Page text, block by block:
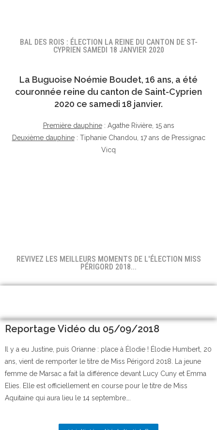
BAL DES ROIS : ÉLECTION LA REINE DU CANTON DE ST-
CYPRIEN SAMEDI 18 JANVIER 2020
La Buguoise Noémie Boudet, 16 ans, a été
couronnée reine du canton de Saint-Cyprien
2020 ce samedi 18 janvier.
Première dauphine: Agathe Rivière, 15 ans
Deuxième dauphine: Tiphanie Chandou, 17 ans de Pressignac
Vicq
REVIVEZ LES MEILLEURS MOMENTS DE L'ÉLECTION MISS
PÉRIGORD 2018...
Reportage Vidéo du 05/09/2018
Il y a eu Justine, puis Orianne : place à Élodie ! Élodie Humbert, 20
ans, vient de remporter le titre de Miss Périgord 2018. La jeune
femme de Marsac a fait la différence devant Lucy Cuny et Emma
Elies. Elle est officiellement en course pour le titre de Miss
Aquitaine qui aura lieu le 14 septembre….